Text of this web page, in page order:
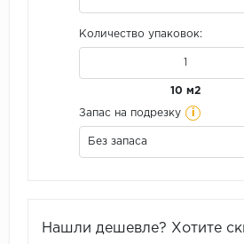
Количество упаковок:
10 м2
Запас на подрезку i
Без запаса
Нашли дешевле? Хотите